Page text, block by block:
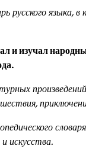
русского языка,
и изучал
искусства.